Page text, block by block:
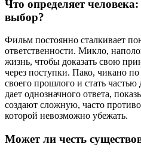
Что определяет
выбор?
Фильм постоянно сталкивает
ответственности. Микло,
жизнь, чтобы доказать свою
через поступки. Пако, чикано
своего прошлого и стать
дает однозначного ответа,
создают сложную, часто
которой невозможно убежать.
Может ли честь